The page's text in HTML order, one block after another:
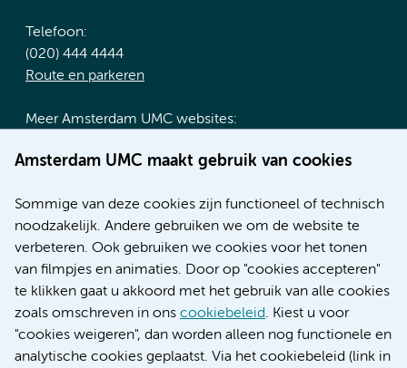
Amsterdam UMC maakt gebruik van cookies
Sommige van deze cookies zijn functioneel of technisch
noodzakelijk. Andere gebruiken we om de website te
verbeteren. Ook gebruiken we cookies voor het tonen
van filmpjes en animaties. Door op "cookies accepteren"
te klikken gaat u akkoord met het gebruik van alle cookies
zoals omschreven in ons cookiebeleid. Kiest u voor
"cookies weigeren", dan worden alleen nog functionele en
analytische cookies geplaatst. Via het cookiebeleid (link in
Telefoon:
(020) 444 4444
Route en parkeren
Meer Amsterdam UMC websites:
Werken bij Amsterdam UMC
Nieuws
Research
Educatie locatie AMC
Educatie locatie VUmc
Verwijzen & diagnostiek